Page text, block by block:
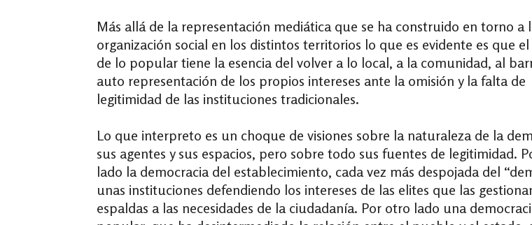
Más allá de la representación mediática que se ha construido en torno a
organización social en los distintos territorios lo que es evidente es que
de lo popular tiene la esencia del volver a lo local, a la comunidad, al
auto representación de los propios intereses ante la omisión y la falta de
legitimidad de las instituciones tradicionales.
Lo que interpreto es un choque de visiones sobre la naturaleza de la
sus agentes y sus espacios, pero sobre todo sus fuentes de legitimidad.
lado la democracia del establecimiento, cada vez más despojada del
unas instituciones defendiendo los intereses de las elites que las
espaldas a las necesidades de la ciudadanía. Por otro lado una